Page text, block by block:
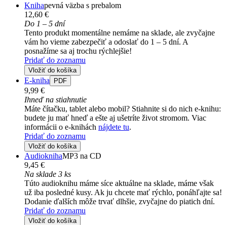
Knihapevná väzba s prebalom
12,60 €
Do 1 – 5 dní
Tento produkt momentálne nemáme na sklade, ale zvyčajne
vám ho vieme zabezpečiť a odoslať do 1 – 5 dní. A
posnažíme sa aj trochu rýchlejšie!
Pridať do zoznamu
Vložiť do košíka
E-kniha PDF
9,99 €
Ihneď na stiahnutie
Máte čítačku, tablet alebo mobil? Stiahnite si do nich e-knihu:
budete ju mať hneď a ešte aj ušetríte život stromom. Viac
informácii o e-knihách nájdete tu.
Pridať do zoznamu
Vložiť do košíka
AudioknihaMP3 na CD
9,45 €
Na sklade 3 ks
Túto audioknihu máme síce aktuálne na sklade, máme však
už iba posledné kusy. Ak ju chcete mať rýchlo, ponáhľajte sa!
Dodanie ďalších môže trvať dlhšie, zvyčajne do piatich dní.
Pridať do zoznamu
Vložiť do košíka